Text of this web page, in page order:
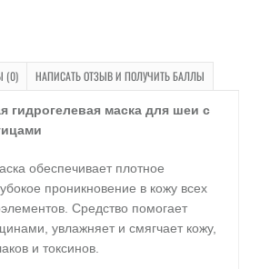
(0) НАПИСАТЬ ОТЗЫВ И ПОЛУЧИТЬ БАЛЛЫ
гидрогелевая маска для шеи с
обеспечивает плотное
проникновение в кожу всех
Средство помогает
увлажняет и смягчает кожу,
и токсинов.